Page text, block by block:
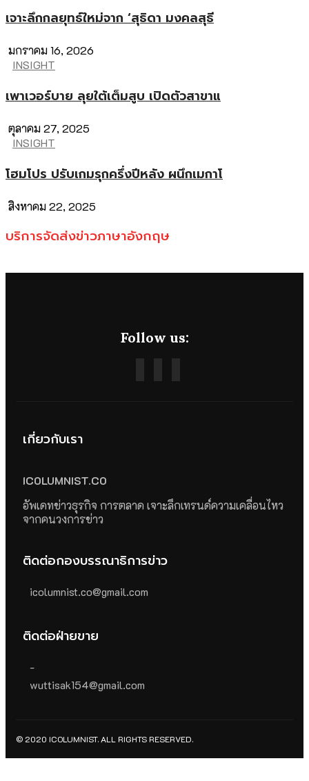
เจาะลึกกลยุทธ์ใหม่จาก ‘สุธิดา มงคลสุธี
มกราคม 16, 2026
INSIGHT
เพาเวอร์บาย ลุยใต้เต็มสูบ เปิดตัวสาขาแ
ตุลาคม 27, 2025
INSIGHT
โฮมโปร ปรับเกมรุกครึ่งปีหลัง ผนึกเมกาโ
สิงหาคม 22, 2025
บริการจัดส่งข่าวภาษาอังกฤษ
Follow us:
เกี่ยวกับเรา
ICOLUMNIST.CO
อัพเดทข่าวธุรกิจ การตลาด เจาะลึกเทรนด์ความเคลื่อนไหว
จากคนวงการข่าว
ติดต่อกองบรรณาธิการข่าว
icolumnist.co@gmail.com
ติดต่อฝ่ายขาย
-
wuttisak154@gmail.com
© 2020 ICOLUMNIST. ALL RIGHTS RESERVED.